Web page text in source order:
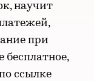
научит
при
ссылке